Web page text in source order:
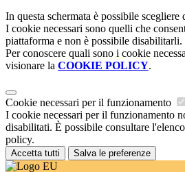
In questa schermata è possibile
I cookie necessari sono quelli che
piattaforma e non è possibile disabilitarli.
Per conoscere quali sono i cookie
visionare la COOKIE POLICY.
Cookie necessari per il funzionamento
I cookie necessari per il funzionamento
disabilitati. È possibile consultare
policy.
Accetta tutti Salva le preferenze